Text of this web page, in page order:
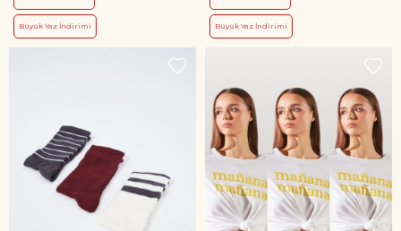
Büyük Yaz İndirimi Büyük Yaz İndirimi